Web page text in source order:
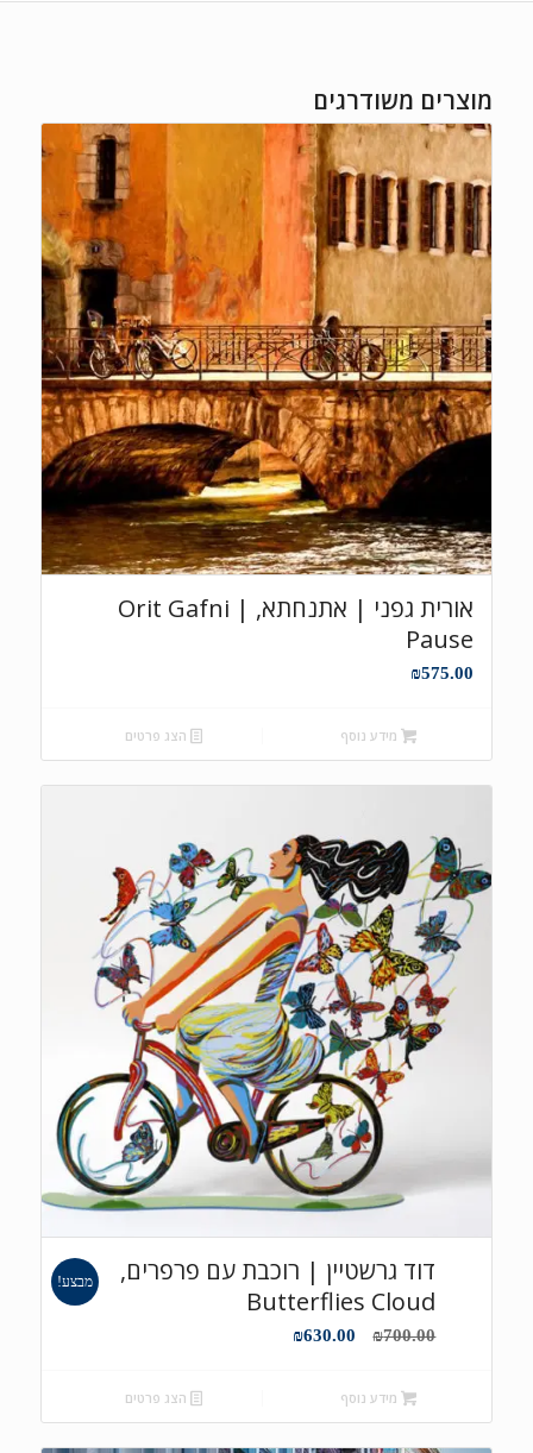
מוצרים משודרגים
אורית גפני | אתנחתא, Orit Gafni |
Pause
₪575.00
מידע נוסף הצג פרטים
דוד גרשטיין | רוכבת עם פרפרים,
Butterflies Cloud
₪700.00
המחיר
₪630.00 המחיר
מבצע!
מידע נוסף הצג פרטים